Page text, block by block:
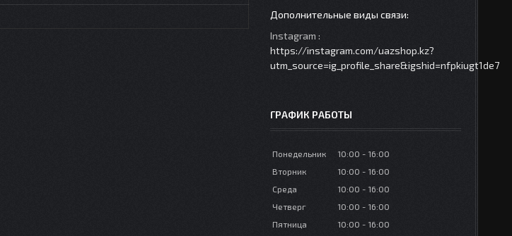
Instagram
https://instagram.com/uazshop.kz?
utm_source=ig_profile_share&igshid=nfpkiugt1de7
ГРАФИК РАБОТЫ
Понедельник 10:00
16:00
Вторник
10:00
16:00
Среда
10:00
16:00
Четверг
10:00
16:00
Пятница
10:00 16:00